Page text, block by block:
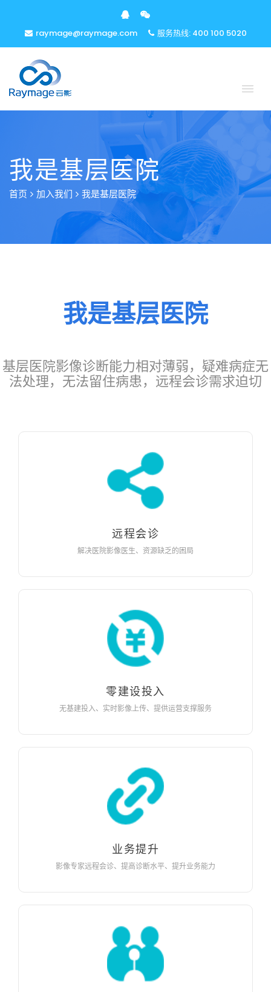
raymage@raymage.com 服务热线: 400 100 5020
我是基层医院
首页 加入我们 我是基层医院
我是基层医院
基层医院影像诊断能力相对薄弱，疑难病症无
法处理，无法留住病患，远程会诊需求迫切
远程会诊
解决医院影像医生、资源缺乏的困局
零建设投入
无基建投入、实时影像上传、提供运营支撑服务
业务提升
影像专家远程会诊、提高诊断水平、提升业务能力